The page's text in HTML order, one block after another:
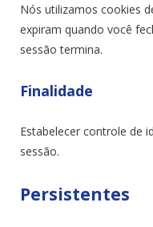
Nós utilizamos cookies
expiram quando você
sessão termina.
Finalidade
Estabelecer controle de
sessão.
Persistentes